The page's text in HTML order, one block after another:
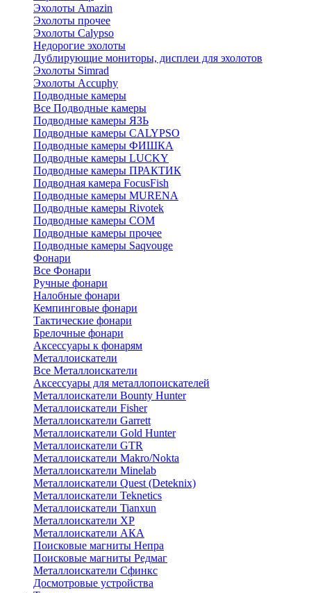
Эхолоты Amazin
Эхолоты прочее
Эхолоты Calypso
Недорогие эхолоты
Дублирующие мониторы, дисплеи для эхолотов
Эхолоты Simrad
Эхолоты Accuphy
Подводные камеры
Все Подводные камеры
Подводные камеры ЯЗЬ
Подводные камеры CALYPSO
Подводные камеры ФИШКА
Подводные камеры LUCKY
Подводные камеры ПРАКТИК
Подводная камера FocusFish
Подводные камеры MURENA
Подводные камеры Rivotek
Подводные камеры СОМ
Подводные камеры прочее
Подводные камеры Saqvouge
Фонари
Все Фонари
Ручные фонари
Налобные фонари
Кемпинговые фонари
Тактические фонари
Брелочные фонари
Аксессуары к фонарям
Металлоискатели
Все Металлоискатели
Аксессуары для металлопоискателей
Металлоискатели Bounty Hunter
Металлоискатели Fisher
Металлоискатели Garrett
Металлоискатели Gold Hunter
Металлоискатели GTR
Металлоискатели Makro/Nokta
Металлоискатели Minelab
Металлоискатели Quest (Deteknix)
Металлоискатели Teknetics
Металлоискатели Tianxun
Металлоискатели XP
Металлоискатели АКА
Поисковые магниты Непра
Поисковые магниты Редмаг
Металлоискатели Сфинкс
Досмотровые устройства